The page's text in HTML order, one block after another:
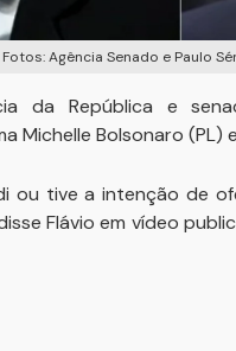
Agência Senado e Paulo
da República e
Michelle Bolsonaro (PL)
ou tive a intenção de
Flávio em vídeo